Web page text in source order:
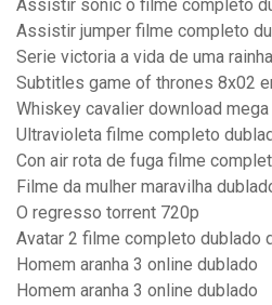
Assistir sonic o filme completo
Assistir jumper filme completo
Serie victoria a vida de uma rainha
Subtitles game of thrones 8x02
Whiskey cavalier download mega
Ultravioleta filme completo
Con air rota de fuga filme
Filme da mulher maravilha
O regresso torrent 720p
Avatar 2 filme completo dublado
Homem aranha 3 online dublado
Homem aranha 3 online dublado